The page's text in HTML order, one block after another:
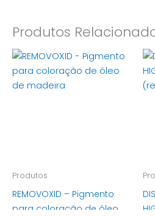
Produtos
Produtos
REMOVOXID – Pigmento
para coloração de óleo
Price
range:
€41,60
This
product
on